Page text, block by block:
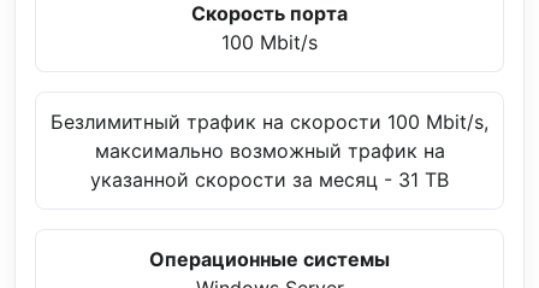
Скорость порта
100 Mbit/s
Безлимитный трафик на скорости 100 Mbit/s,
максимально возможный трафик на
указанной скорости за месяц - 31 TB
Операционные системы